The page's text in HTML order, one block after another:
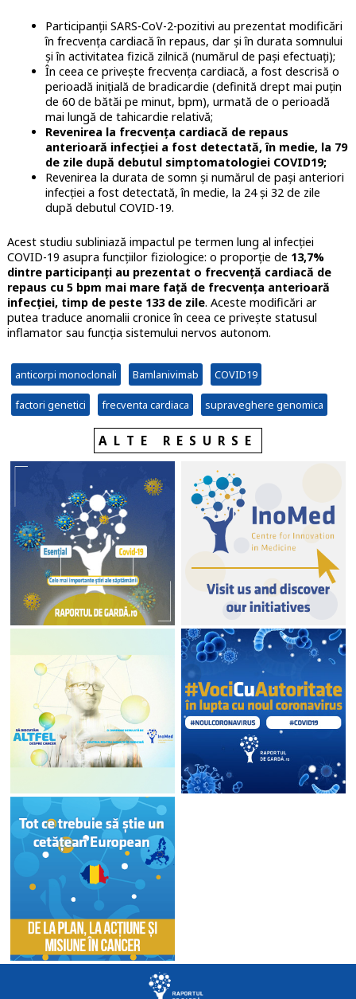
Participanții SARS-CoV-2-pozitivi au prezentat modificări
în frecvența cardiacă în repaus, dar și în durata somnului
și în activitatea fizică zilnică (numărul de pași efectuați);
În ceea ce privește frecvența cardiacă, a fost descrisă o
perioadă inițială de bradicardie (definită drept mai puțin
de 60 de bătăi pe minut, bpm), urmată de o perioadă
mai lungă de tahicardie relativă;
Revenirea la frecvența cardiacă de repaus
anterioară infecției a fost detectată, în medie, la 79
de zile după debutul simptomatologiei COVID19;
Revenirea la durata de somn și numărul de pași anteriori
infecției a fost detectată, în medie, la 24 și 32 de zile
după debutul COVID-19.
Acest studiu subliniază impactul pe termen lung al infecției
COVID-19 asupra funcțiilor fiziologice: o proporție de 13,7%
dintre participanți au prezentat o frecvență cardiacă de
repaus cu 5 bpm mai mare față de frecvența anterioară
infecției, timp de peste 133 de zile. Aceste modificări ar
putea traduce anomalii cronice în ceea ce privește statusul
inflamator sau funcția sistemului nervos autonom.
anticorpi monoclonali Bamlanivimab COVID19
factori genetici frecventa cardiaca supraveghere genomica
ALTE RESURSE